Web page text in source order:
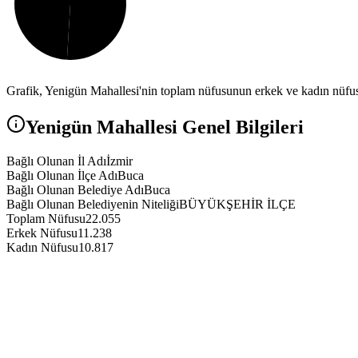
Grafik, Yenigün Mahallesi'nin toplam nüfusunun erkek ve kadın nüfus
Yenigün Mahallesi Genel Bilgileri
Bağlı Olunan İl Adıİzmir
Bağlı Olunan İlçe AdıBuca
Bağlı Olunan Belediye AdıBuca
Bağlı Olunan Belediyenin NiteliğiBÜYÜKŞEHİR İLÇE
Toplam Nüfusu22.055
Erkek Nüfusu11.238
Kadın Nüfusu10.817